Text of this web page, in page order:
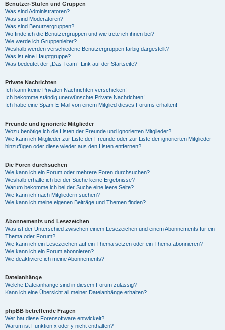
Benutzer-Stufen und Gruppen
Was sind Administratoren?
Was sind Moderatoren?
Was sind Benutzergruppen?
Wo finde ich die Benutzergruppen und wie trete ich ihnen bei?
Wie werde ich Gruppenleiter?
Weshalb werden verschiedene Benutzergruppen farbig dargestellt?
Was ist eine Hauptgruppe?
Was bedeutet der „Das Team“-Link auf der Startseite?
Private Nachrichten
Ich kann keine Privaten Nachrichten verschicken!
Ich bekomme ständig unerwünschte Private Nachrichten!
Ich habe eine Spam-E-Mail von einem Mitglied dieses Forums erhalten!
Freunde und ignorierte Mitglieder
Wozu benötige ich die Listen der Freunde und ignorierten Mitglieder?
Wie kann ich Mitglieder zur Liste der Freunde oder zur Liste der ignorierten Mitglieder
hinzufügen oder diese wieder aus den Listen entfernen?
Die Foren durchsuchen
Wie kann ich ein Forum oder mehrere Foren durchsuchen?
Weshalb erhalte ich bei der Suche keine Ergebnisse?
Warum bekomme ich bei der Suche eine leere Seite?
Wie kann ich nach Mitgliedern suchen?
Wie kann ich meine eigenen Beiträge und Themen finden?
Abonnements und Lesezeichen
Was ist der Unterschied zwischen einem Lesezeichen und einem Abonnements für ein
Thema oder Forum?
Wie kann ich ein Lesezeichen auf ein Thema setzen oder ein Thema abonnieren?
Wie kann ich ein Forum abonnieren?
Wie deaktiviere ich meine Abonnements?
Dateianhänge
Welche Dateianhänge sind in diesem Forum zulässig?
Kann ich eine Übersicht all meiner Dateianhänge erhalten?
phpBB betreffende Fragen
Wer hat diese Forensoftware entwickelt?
Warum ist Funktion x oder y nicht enthalten?